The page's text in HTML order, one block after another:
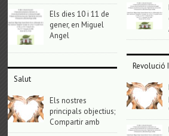
Els dies 10 i 11 de
gener, en Miguel
Angel
Salut
Els nostres
principals objectius;
Compartir amb
Revolució